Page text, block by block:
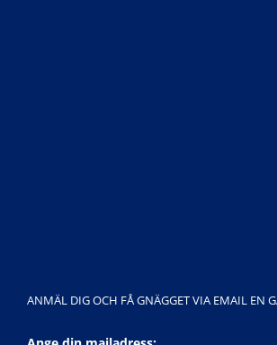
ANMÄL DIG OCH FÅ GNÄGGET VIA EMAIL EN